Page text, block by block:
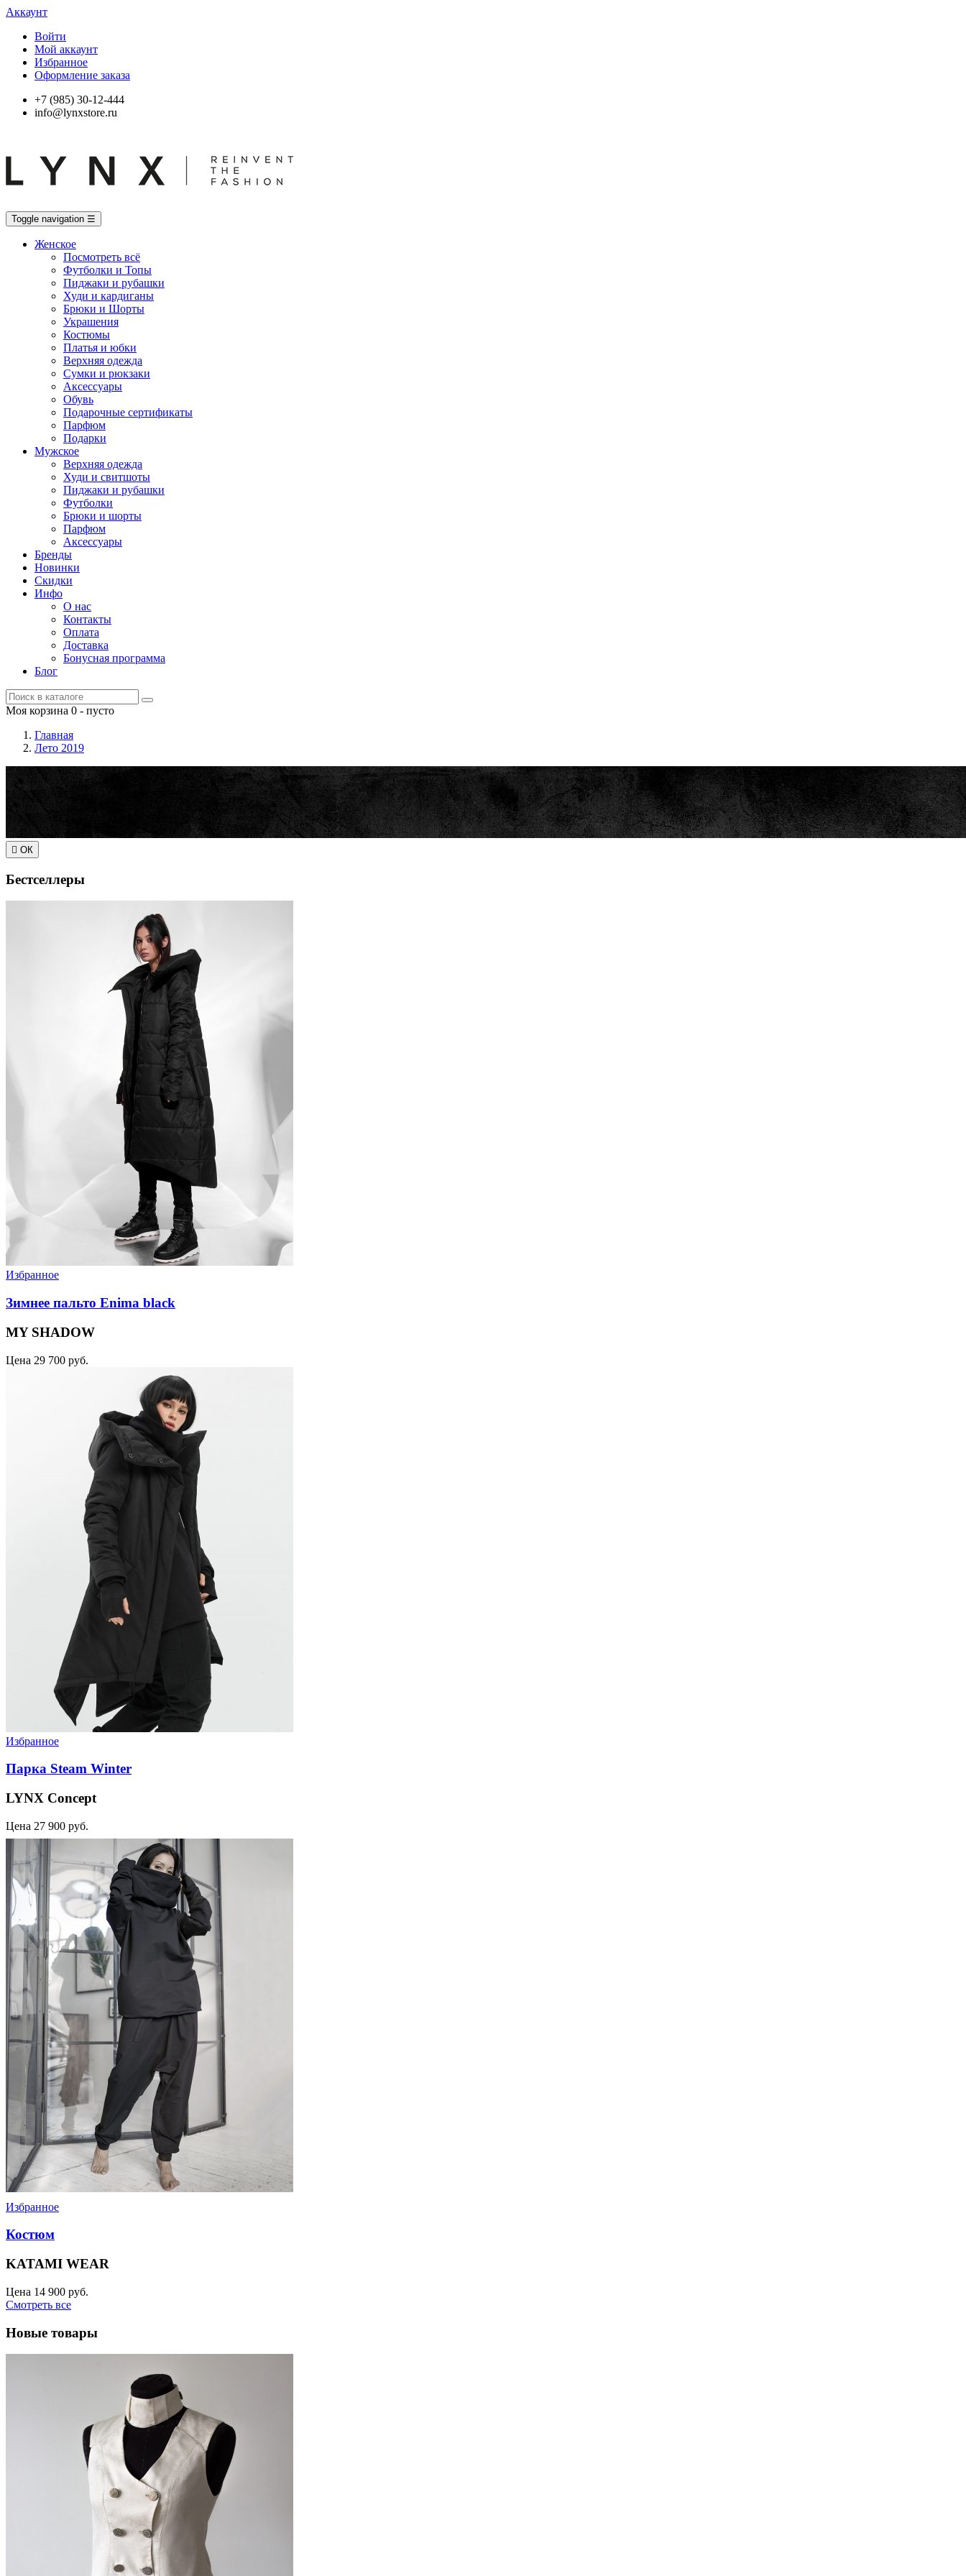
Аккаунт
Войти
Мой аккаунт
Избранное
Оформление заказа
+7 (985) 30-12-444
info@lynxstore.ru
Toggle navigation ☰
Женское
Посмотреть всё
Футболки и Топы
Пиджаки и рубашки
Худи и кардиганы
Брюки и Шорты
Украшения
Костюмы
Платья и юбки
Верхняя одежда
Сумки и рюкзаки
Аксессуары
Обувь
Подарочные сертификаты
Парфюм
Подарки
Мужское
Верхняя одежда
Худи и свитшоты
Пиджаки и рубашки
Футболки
Брюки и шорты
Парфюм
Аксессуары
Бренды
Новинки
Скидки
Инфо
О нас
Контакты
Оплата
Доставка
Бонусная программа
Блог
Моя корзина 0 - пусто
Главная
Лето 2019
 ОК
Бестселлеры
Избранное
Зимнее пальто Enima black
MY SHADOW
Цена 29 700 руб.
Избранное
Парка Steam Winter
LYNX Concept
Цена 27 900 руб.
Избранное
Костюм
KATAMI WEAR
Цена 14 900 руб.
Смотреть все
Новые товары